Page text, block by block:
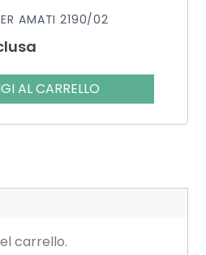
AMATI 2190/02
AL CARRELLO
carrello.